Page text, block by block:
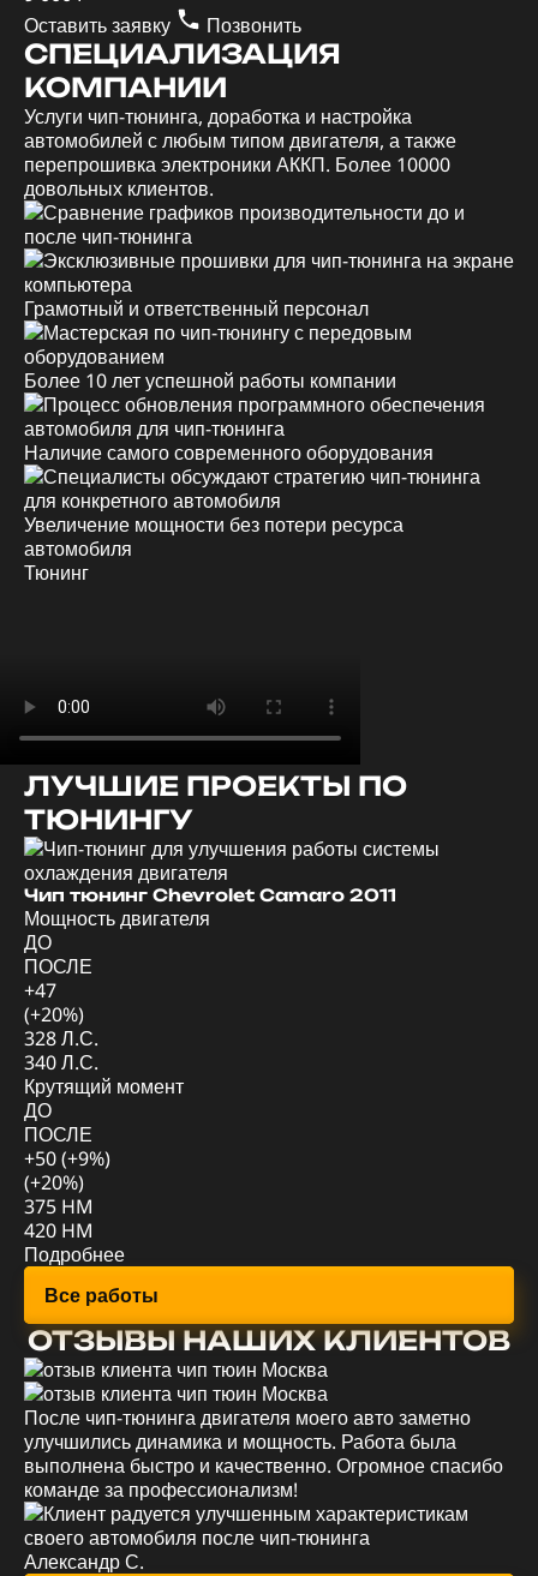
Оставить заявку
Позвонить
СПЕЦИАЛИЗАЦИЯ
КОМПАНИИ
Услуги чип-тюнинга, доработка и настройка
автомобилей с любым типом двигателя, а также
перепрошивка электроники АККП. Более 10000
довольных клиентов.
Грамотный и ответственный персонал
Более 10 лет успешной работы компании
Наличие самого современного оборудования
Увеличение мощности без потери ресурса
автомобиля
Тюнинг
ЛУЧШИЕ ПРОЕКТЫ ПО
ТЮНИНГУ
Чип тюнинг Chevrolet Camaro 2011
Мощность двигателя
ДО
ПОСЛЕ
+47
(+20%)
328 Л.С.
340 Л.С.
Крутящий момент
ДО
ПОСЛЕ
+50 (+9%)
(+20%)
375 HM
420 HM
Подробнее
Все работы
ОТЗЫВЫ НАШИХ КЛИЕНТОВ
После чип-тюнинга двигателя моего авто заметно
улучшились динамика и мощность. Работа была
выполнена быстро и качественно. Огромное спасибо
команде за профессионализм!
Александр С.